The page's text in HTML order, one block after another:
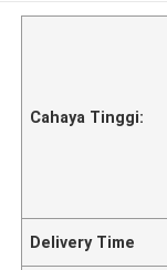
Cahaya Tinggi:
Delivery Time